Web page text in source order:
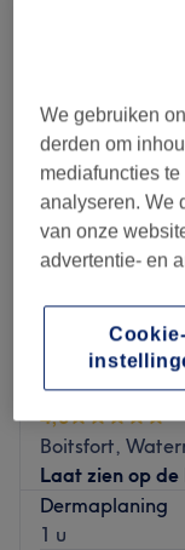
Royal Beauty
4,8
Boitsfort,
Laat zien op
Dermaplaning
1 u
We gebruiken
derden om
mediafuncties
analyseren. We
van onze
advertentie- en
Cookie-